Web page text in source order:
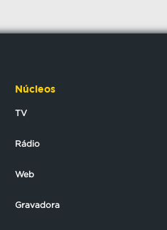
Núcleos
TV
Rádio
Web
Gravadora